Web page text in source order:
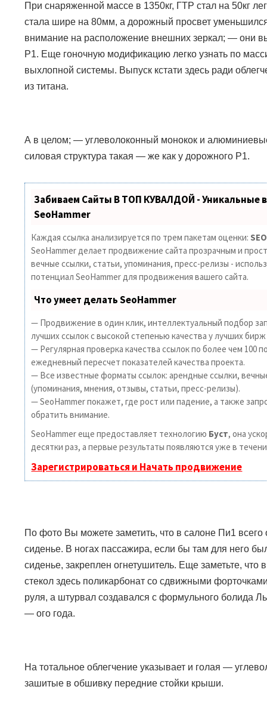
При снаряженной массе в 1350кг, ГТР стал на 50кг
стала шире на 80мм, а дорожный просвет
внимание на расположение внешних зеркал;—они
P1. Еще гоночную модификацию легко узнать по
выхлопной системы. Выпуск кстати здесь ради
из титана.
А в целом;—углеволоконный монокок и
силовая структура такая — же как у дорожного P1.
Забиваем Сайты В ТОП КУВАЛДОЙ - Уникальные
SeoHammer
Каждая ссылка анализируется по трем пакетам оценки:
SeoHammer делает продвижение сайта прозрачным и
вечные ссылки, статьи, упоминания, пресс-релизы -
потенциал SeoHammer для продвижения вашего сайта.
Что умеет делать SeoHammer
— Продвижение в один клик, интеллектуальный подбор
лучших ссылок с высокой степенью качества у лучших
— Регулярная проверка качества ссылок по более чем 100
ежедневный пересчет показателей качества проекта.
— Все известные форматы ссылок: арендные ссылки,
(упоминания, мнения, отзывы, статьи, пресс-релизы).
— SeoHammer покажет, где рост или падение, а также
обратить внимание.
SeoHammer еще предоставляет технологию Буст, она
десятки раз, а первые результаты появляются уже в
Зарегистрироваться и Начать продвижение
По фото Вы можете заметить, что в салоне Пи1 всего
сиденье. В ногах пассажира, если бы там для него
сиденье, закреплен огнетушитель. Еще заметьте, что
стекол здесь поликарбонат со сдвижными
руля, а штурвал создавался с формульного болида
— ого года.
На тотальное облегчение указывает и голая —
зашитые в обшивку передние стойки крыши.